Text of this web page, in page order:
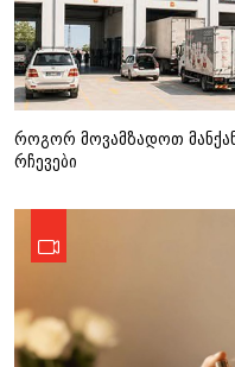
როგორ მოვამზადოთ
რჩევები